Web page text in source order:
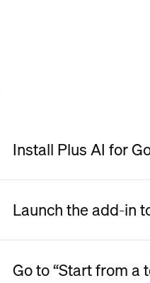
Install Plus AI for
Launch the add-in
Go to “Start from a